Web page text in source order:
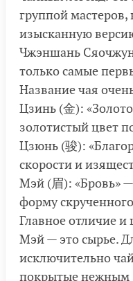
группой
изысканную
Чжэншань
только самые
Название чая
Цзинь (金):
золотистый цвет
Цзюнь (骏):
скорости и
Мэй (眉): «Бровь»
форму
Главное отличие
Мэй — это сырье.
исключительно
покрытые нежным